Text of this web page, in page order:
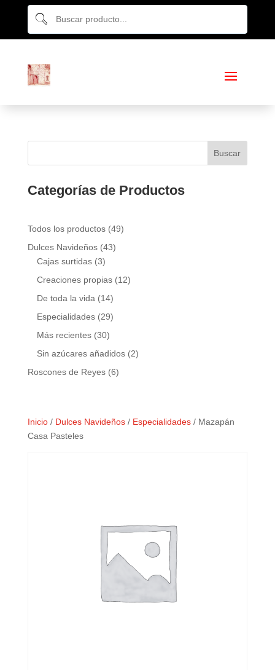
Inicio/ Dulces Navideños/ Especialidades/ Mazapán
Casa Pasteles
Buscar
Categorías de Productos
Todos los productos 4949
Dulces Navideños 4343
Cajas surtidas 33
productos
Creaciones propias 1212
De toda la vida 1414
productos
Especialidades 2929
Más recientes 3030
productos
Sin azúcares añadidos 22
Roscones de Reyes 66